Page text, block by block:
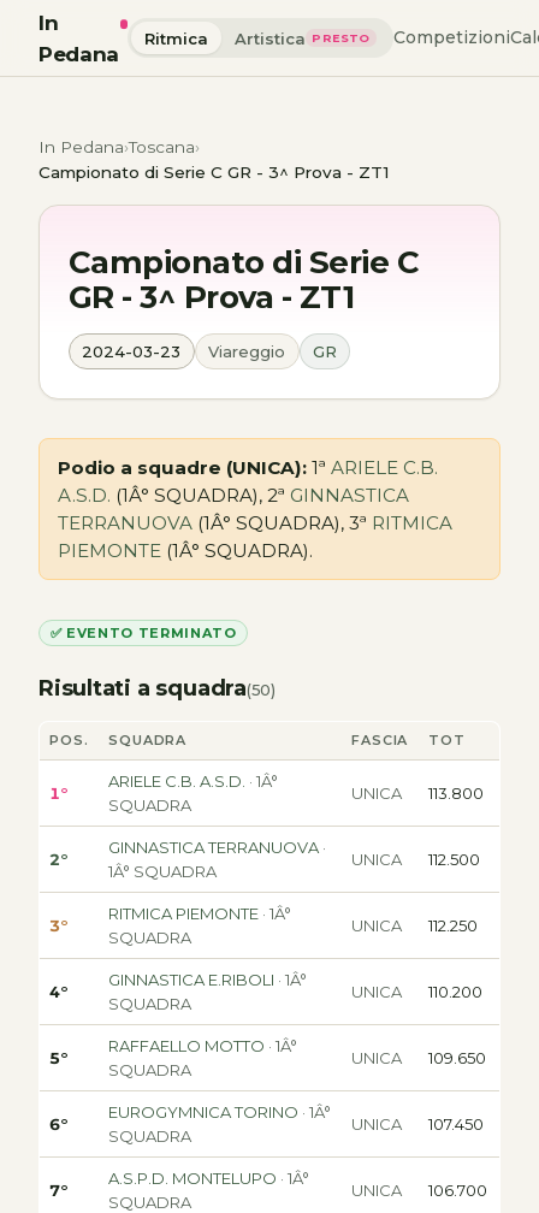
In
Pedana
Ritmica Artistica PRESTO Competizioni
In Pedana Toscana
Campionato di Serie C GR - 3^ Prova - ZT1
Campionato di Serie C
GR - 3^ Prova - ZT1
2024-03-23 Viareggio GR
Podio a squadre (UNICA): 1ªARIELE C.B.
A.S.D. (1Â° SQUADRA), 2ªGINNASTICA
TERRANUOVA (1Â° SQUADRA), 3ª RITMICA
PIEMONTE (1Â° SQUADRA).
✅ EVENTO TERMINATO
Risultati a squadra(50)
POS. SQUADRA FASCIA TOT
1°
ARIELE C.B. A.S.D. · 1Â°
SQUADRA
UNICA 113.800
2°
GINNASTICA TERRANUOVA ·
1Â° SQUADRA
UNICA 112.500
3°
RITMICA PIEMONTE · 1Â°
SQUADRA
UNICA 112.250
4°
GINNASTICA E.RIBOLI · 1Â°
SQUADRA
UNICA 110.200
5°
RAFFAELLO MOTTO · 1Â°
SQUADRA
UNICA 109.650
6°
EUROGYMNICA TORINO · 1Â°
SQUADRA
UNICA 107.450
7°
A.S.P.D. MONTELUPO · 1Â°
SQUADRA
UNICA 106.700